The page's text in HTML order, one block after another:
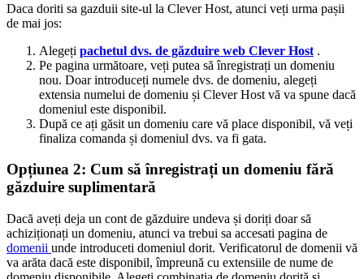
Daca doriti sa gazduii site-ul la Clever Host, atunci veți urma pașii
de mai jos:
Alegeți pachetul dvs. de găzduire web Clever Host .
Pe pagina următoare, veți putea să înregistrați un domeniu
nou. Doar introduceți numele dvs. de domeniu, alegeți
extensia numelui de domeniu și Clever Host vă va spune dacă
domeniul este disponibil.
După ce ați găsit un domeniu care vă place disponibil, vă veți
finaliza comanda și domeniul dvs. va fi gata.
Opțiunea 2: Cum să înregistrați un domeniu fără
găzduire suplimentară
Dacă aveți deja un cont de găzduire undeva și doriți doar să
achiziționați un domeniu, atunci va trebui sa accesati pagina de
domenii unde introduceti domeniul dorit. Verificatorul de domenii vă
va arăta dacă este disponibil, împreună cu extensiile de nume de